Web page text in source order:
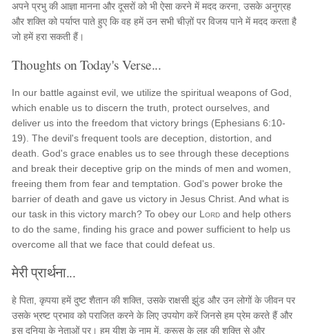
अपने प्रभु की आज्ञा मानना और दूसरों को भी ऐसा करने में मदद करना, उसके अनुग्रह
और शक्ति को पर्याप्त पाते हुए कि वह हमें उन सभी चीज़ों पर विजय पाने में मदद करता है
जो हमें हरा सकती हैं।
Thoughts on Today's Verse...
In our battle against evil, we utilize the spiritual weapons of God,
which enable us to discern the truth, protect ourselves, and
deliver us into the freedom that victory brings (Ephesians 6:10-
19). The devil's frequent tools are deception, distortion, and
death. God's grace enables us to see through these deceptions
and break their deceptive grip on the minds of men and women,
freeing them from fear and temptation. God's power broke the
barrier of death and gave us victory in Jesus Christ. And what is
our task in this victory march? To obey our Lord and help others
to do the same, finding his grace and power sufficient to help us
overcome all that we face that could defeat us.
मेरी प्रार्थना...
हे पिता, कृपया हमें दुष्ट शैतान की शक्ति, उसके राक्षसी झुंड और उन लोगों के जीवन पर
उसके भ्रष्ट प्रभाव को पराजित करने के लिए उपयोग करें जिनसे हम प्रेम करते हैं और
इस दुनिया के नेताओं पर। हम यीशु के नाम में, क्रूस के लहू की शक्ति से और